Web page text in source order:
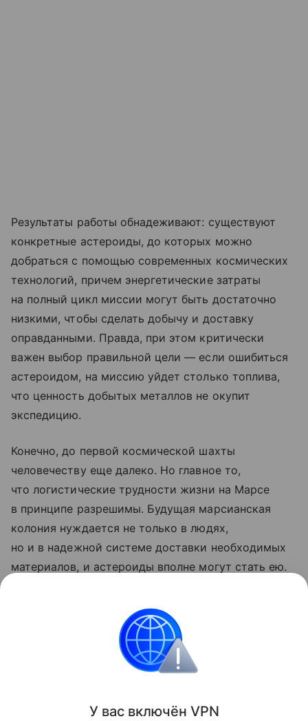
Результаты работы обнадеживают: существуют
конкретные астероиды, до которых можно
добраться с помощью современных космических
технологий, причем энергетические затраты
на полный цикл миссии могут быть достаточно
низкими, чтобы сделать добычу и доставку
оправданными. Правда, при этом критически
важен выбор правильной цели — если ошибиться
астероидом, на миссию уйдет столько топлива,
что ценность добытых металлов не окупит
экспедицию.
Конечно, до первой космической шахты
человечеству еще далеко. Но главное то,
что логистические трудности жизни на Марсе
в принципе разрешимы. Будущая марсианская
колония нуждается не только в людях,
но и в надежной системе доставки необходимых
материалов, и астероиды вполне могут стать ею.
высадки на Марс рядом с источником воды.
Поделиться
У вас включён VPN